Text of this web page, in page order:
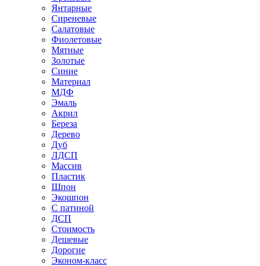
Янтарные
Сиреневые
Салатовые
Фиолетовые
Мятные
Золотые
Синие
Материал
МДФ
Эмаль
Акрил
Береза
Дерево
Дуб
ЛДСП
Массив
Пластик
Шпон
Экошпон
С патиной
ДСП
Стоимость
Дешевые
Дорогие
Эконом-класс